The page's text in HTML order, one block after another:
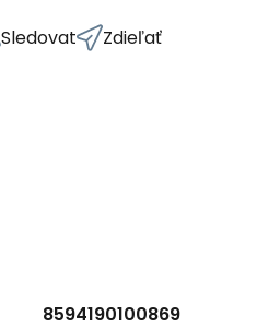
Sledovat Zdieľať
8594190100869